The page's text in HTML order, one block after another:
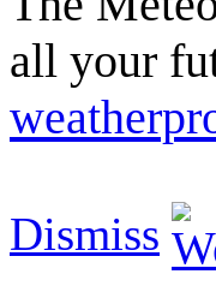
all your
Dismiss